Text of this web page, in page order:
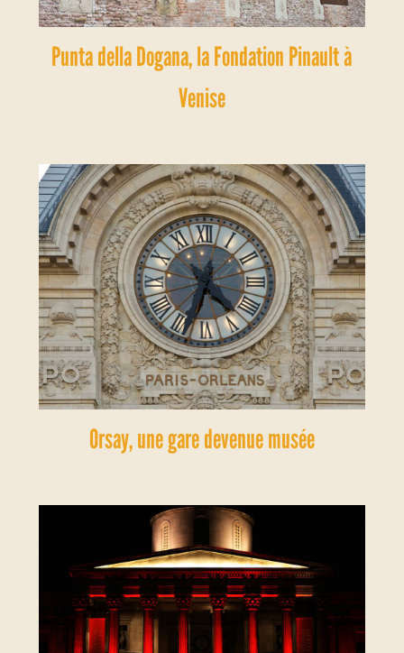
Punta della Dogana, la Fondation Pinault à
Venise
Orsay, une gare devenue musée